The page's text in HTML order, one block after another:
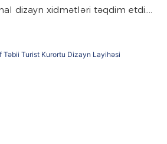
dizayn xidmətləri təqdim etdi.
edir.